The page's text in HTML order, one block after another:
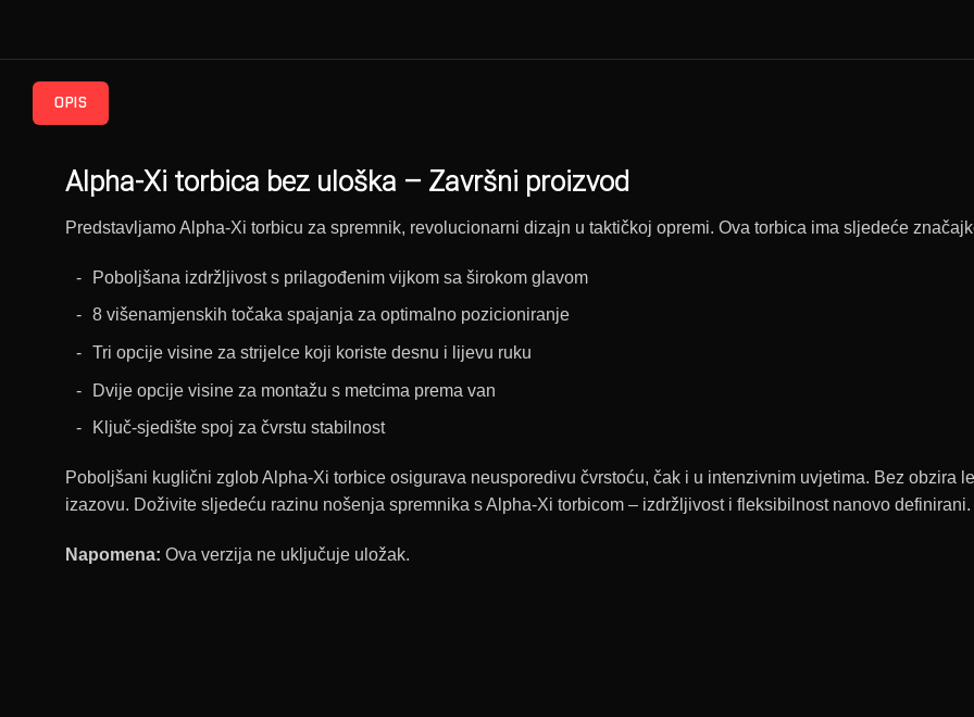
OPIS
Alpha-Xi torbica bez uloška – Završni proizvod
Predstavljamo Alpha-Xi torbicu za spremnik, revolucionarni dizajn u taktičkoj opremi. Ova torbica ima sljedeće
Poboljšana izdržljivost s prilagođenim vijkom sa širokom glavom
8 višenamjenskih točaka spajanja za optimalno pozicioniranje
Tri opcije visine za strijelce koji koriste desnu i lijevu ruku
Dvije opcije visine za montažu s metcima prema van
Ključ-sjedište spoj za čvrstu stabilnost
Poboljšani kuglični zglob Alpha-Xi torbice osigurava neusporedivu čvrstoću, čak i u intenzivnim uvjetima. Bez obzira
izazovu. Doživite sljedeću razinu nošenja spremnika s Alpha-Xi torbicom – izdržljivost i fleksibilnost nanovo definirani.
Napomena: Ova verzija ne uključuje uložak.